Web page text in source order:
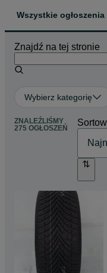
Wszystkie ogłoszenia
Znajdź na tej stronie
Wybierz kategorię
ZNALEŹLIŚMY
275 OGŁOSZEŃ